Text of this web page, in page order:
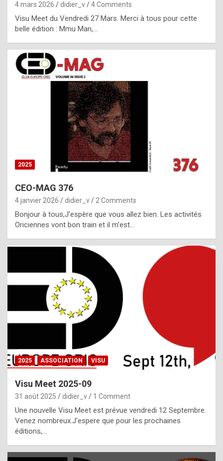
p
l
c
h
i
s
t
o
r
p
e
c
i
l
,
g
h
t
f
4 mars 2026 didier_v 4 Comments
Visu Meet du Vendredi 27 Mars. Merci à tous pour cette
belle édition : Mmu Man,…
2025
CEO-MAG 376
4 janvier 2026 didier_v 2 Comments
Bonjour à tous,J’espère que vous allez bien. Les activités
Oriciennes vont bon train et il m’est…
2025 ASSOCIATION VISU
Visu Meet 2025-09
31 août 2025 didier_v 1 Comment
Une nouvelle Visu Meet est prévue vendredi 12 Septembre.
Venez nombreux.J’espere que pour les prochaines
éditions,…